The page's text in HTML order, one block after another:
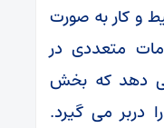
و کار به صورت
متعددی در
دهد که بخش
دربر می گیرد.